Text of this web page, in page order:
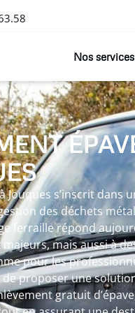
Nos services
Jouques s’inscrit dans
des déchets
ferraille répond
mais aussi à
pour les
de proposer une
gratuit